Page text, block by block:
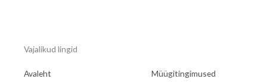
Vajalikud lingid
Avaleht
Müügitingimused